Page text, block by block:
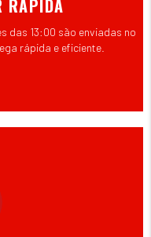
RÁPIDA
das 13:00 são enviadas no
rápida e eficiente.